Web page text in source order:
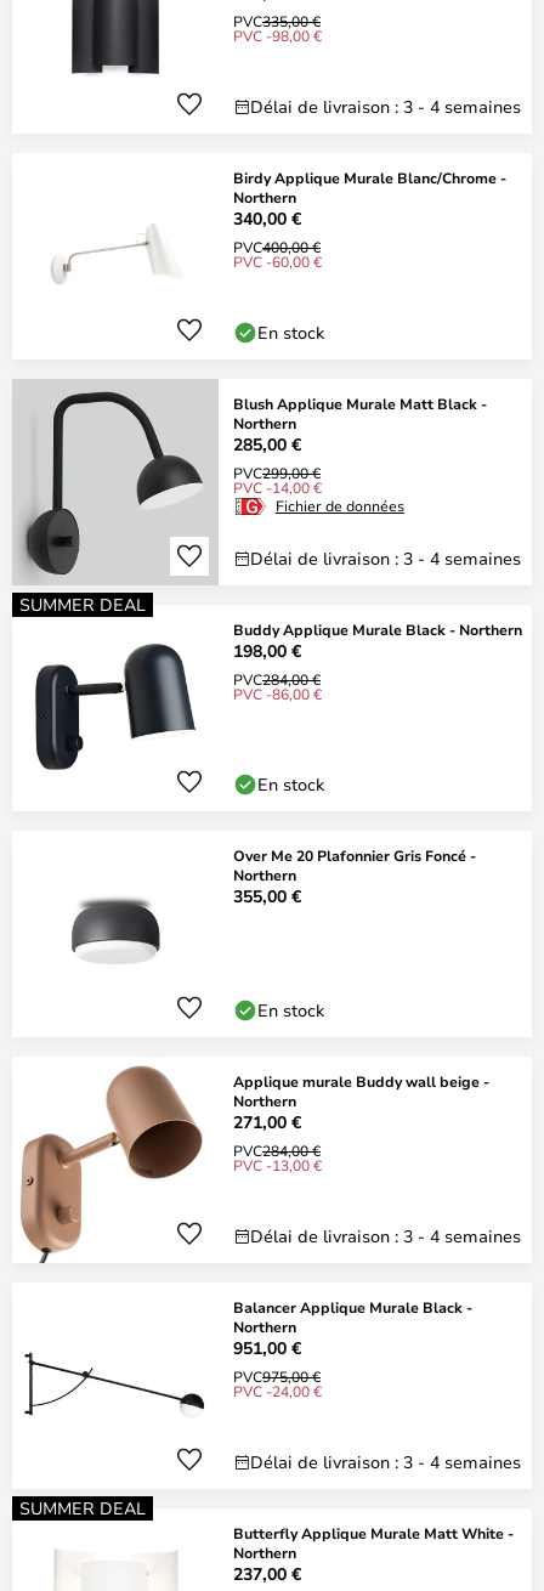
PVC335,00 €
PVC -98,00 €
Délai de livraison : 3 - 4 semaines
Birdy Applique Murale Blanc/Chrome -
Northern
340,00 €
PVC400,00 €
PVC -60,00 €
En stock
Blush Applique Murale Matt Black -
Northern
285,00 €
PVC299,00 €
PVC -14,00 €
Fichier de données
Délai de livraison : 3 - 4 semaines
SUMMER DEAL
Buddy Applique Murale Black - Northern
198,00 €
PVC284,00 €
PVC -86,00 €
En stock
Over Me 20 Plafonnier Gris Foncé -
Northern
355,00 €
En stock
Applique murale Buddy wall beige -
Northern
271,00 €
PVC284,00 €
PVC -13,00 €
Délai de livraison : 3 - 4 semaines
Balancer Applique Murale Black -
Northern
951,00 €
PVC975,00 €
PVC -24,00 €
Délai de livraison : 3 - 4 semaines
SUMMER DEAL
Butterfly Applique Murale Matt White -
Northern
237,00 €